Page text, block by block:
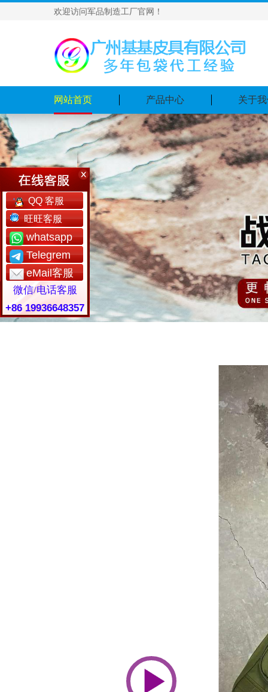
欢迎访问军品制造工厂官网！
网站首页 产品中心 关于
QQ 客服
旺旺客服
whatsapp
Telegrem
eMail客服
微信/电话客服
+86 19936648357